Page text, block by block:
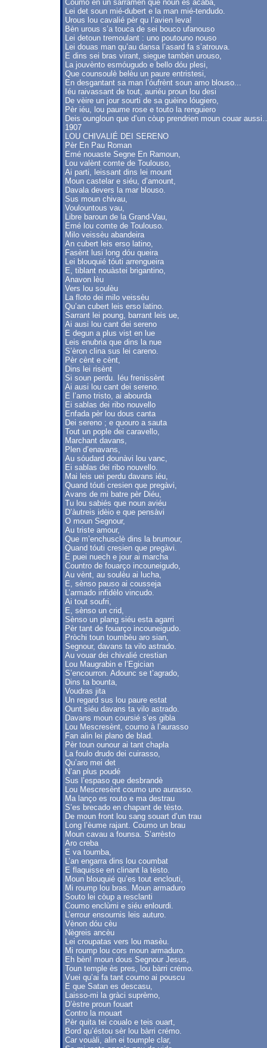
Coumo en un sarramen que noun es acaba,
Lei det soun mié-dubert e la man mié-tendudo.
Urous lou cavalié pèr qu l’avien leva!
Bèn urous s’a touca de sei bouco ufanouso
Lei detoun tremoulant : uno poutouno nouso
Lei douas man qu’au dansa l’asard fa s’atrouva.
E dins sei bras virant, siegue tambèn urouso,
La jouvènto esmóugudo e bello dóu plesi,
Que counsoulè belèu un paure entristesi,
En desgantant sa man l’óufrènt soun amo blouso...
Iéu raivassant de tout, auriéu proun lou desi
De vèire un jour sourti de sa guèino lóugiero,
Pèr iéu, lou paume rose e touto la renguiero
Deis oungloun que d’un còup prendrien moun couar
1907
LOU CHIVALIÉ DEI SERENO
Pèr En Pau Roman
Emé nouaste Segne En Ramoun,
Lou valènt comte de Toulouso,
Ai parti, leissant dins lei mount
Moun castelar e siéu, d’amount,
Davala devers la mar blouso.
Sus moun chivau,
Voulountous vau,
Libre baroun de la Grand-Vau,
Emé lou comte de Toulouso.
Milo veissèu abandeira
An cubert leis erso latino,
Fasènt lusi long dóu queira
Lei blouquié tóuti arrengueira
E, tiblant nouàstei brigantino,
Anavon lèu
Vers lou soulèu
La floto dei milo veissèu
Qu’an cubert leis erso latino.
Sarrant lei poung, barrant leis ue,
Ai ausi lou cant dei sereno
E degun a plus vist en lue
Leis enubria que dins la nue
S’èron clina sus lei careno.
Pèr cènt e cènt,
Dins lei risènt
Si soun perdu. Iéu frenissènt
Ai ausi lou cant dei sereno.
E l’amo tristo, ai abourda
Ei sablas dei ribo nouvello
Enfada pèr lou dous canta
Dei sereno ; e quouro a sauta
Tout un pople dei caravello,
Marchant davans,
Plen d’enavans,
Au sóudard dounàvi lou vanc,
Ei sablas dei ribo nouvello.
Mai leis uei perdu davans iéu,
Quand tóuti cresien que pregàvi,
Avans de mi batre pèr Diéu,
Tu lou sabiés que noun aviéu
D’àutreis idèio e que pensàvi
O moun Segnour,
Au triste amour,
Que m’enchusclè dins la brumour,
Quand tóuti cresien que pregàvi.
E puei nuech e jour ai marcha
Countro de fouarço incouneigudo,
Au vènt, au soulèu ai lucha,
E, sènso pauso ai cousseja
L’armado infidèlo vincudo.
Ai tout soufri,
E, sènso un crid,
Sènso un plang siéu esta agarri
Pèr tant de fouarço incouneigudo.
Pròchi toun toumbèu aro sian,
Segnour, davans ta vilo astrado.
Au vouar dei chivalié crestian
Lou Maugrabin e l’Egician
S’encourron. Adounc se t’agrado,
Dins ta bounta,
Voudras jita
Un regard sus lou paure estat
Ount siéu davans ta vilo astrado.
Davans moun coursié s’es gibla
Lou Mescresènt, coumo à l’aurasso
Fan alin lei plano de blad.
Pèr toun ounour ai tant chapla
La foulo drudo dei cuirasso,
Qu’aro mei det
N’an plus poudé
Sus l’espaso que desbrandè
Lou Mescresènt coumo uno aurasso.
Ma lanço es routo e ma destrau
S’es brecado en chapant de tèsto.
De moun front lou sang souart d’un trau
Long l’èume rajant. Coumo un brau
Moun cavau a founsa. S’arrèsto
Aro creba
E va toumba,
L’an engarra dins lou coumbat
E flaquisse en clinant la tèsto.
Moun blouquié qu’es tout enclouti,
Mi roump lou bras. Moun armaduro
Souto lei còup a resclanti
Coumo enclùmi e siéu enlourdi.
L’errour ensournis leis auturo.
Vènon dóu cèu
Nègreis ancèu
Lei croupatas vers lou masèu.
Mi roump lou cors moun armaduro.
Eh bèn! moun dous Segnour Jesus,
Toun temple ès pres, lou bàrri crémo.
Vuei qu’ai fa tant coumo ai pouscu
E que Satan es descasu,
Laisso-mi la gràci suprèmo,
D’èstre proun fouart
Contro la mouart
Pèr quita tei coualo e teis ouart,
Bord qu’éstou sèr lou bàrri crémo.
Car vouàli, alin ei toumple clar,